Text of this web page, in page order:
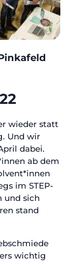
wieder statt
Und wir
dabei.
ab dem
im STEP-
und sich
stand
wichtig